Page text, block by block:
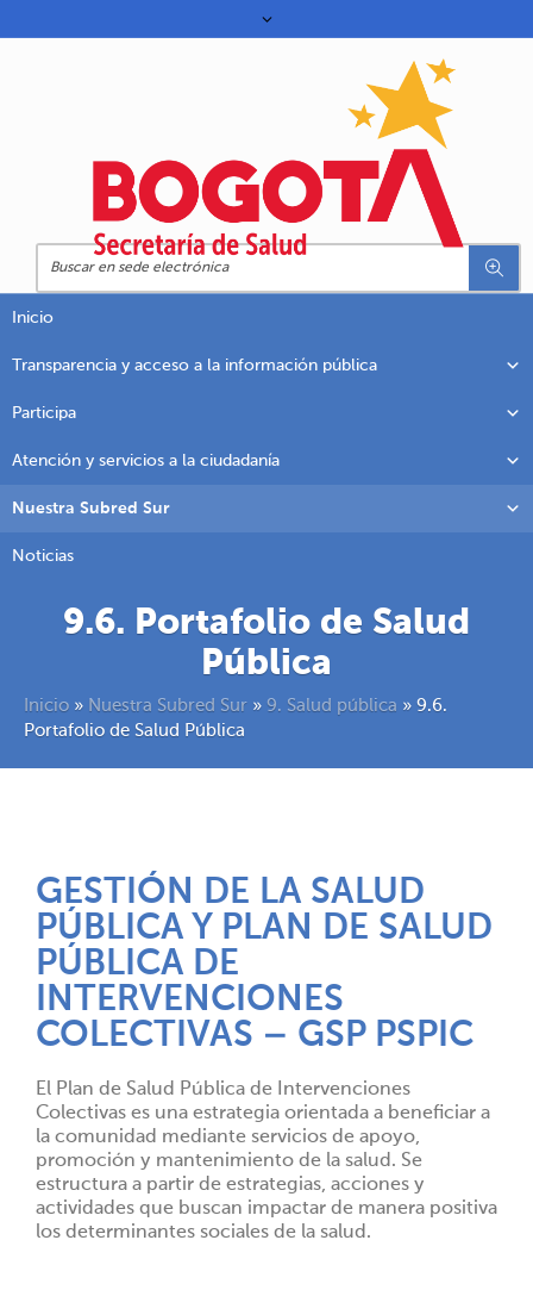
Inicio
Transparencia y acceso a la información pública
Participa
Atención y servicios a la ciudadanía
Nuestra Subred Sur
Noticias
9.6. Portafolio de Salud
Pública
Inicio » Nuestra Subred Sur » 9. Salud pública » 9.6.
Portafolio de Salud Pública
GESTIÓN DE LA SALUD
PÚBLICA Y PLAN DE SALUD
PÚBLICA DE
INTERVENCIONES
COLECTIVAS – GSP PSPIC
El Plan de Salud Pública de Intervenciones
Colectivas es una estrategia orientada a beneficiar a
la comunidad mediante servicios de apoyo,
promoción y mantenimiento de la salud. Se
estructura a partir de estrategias, acciones y
actividades que buscan impactar de manera positiva
los determinantes sociales de la salud.